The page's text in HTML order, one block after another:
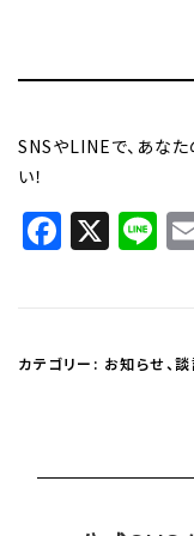
SNSやLINEで、あな
い！
X
カテゴリー: お知らせ、談